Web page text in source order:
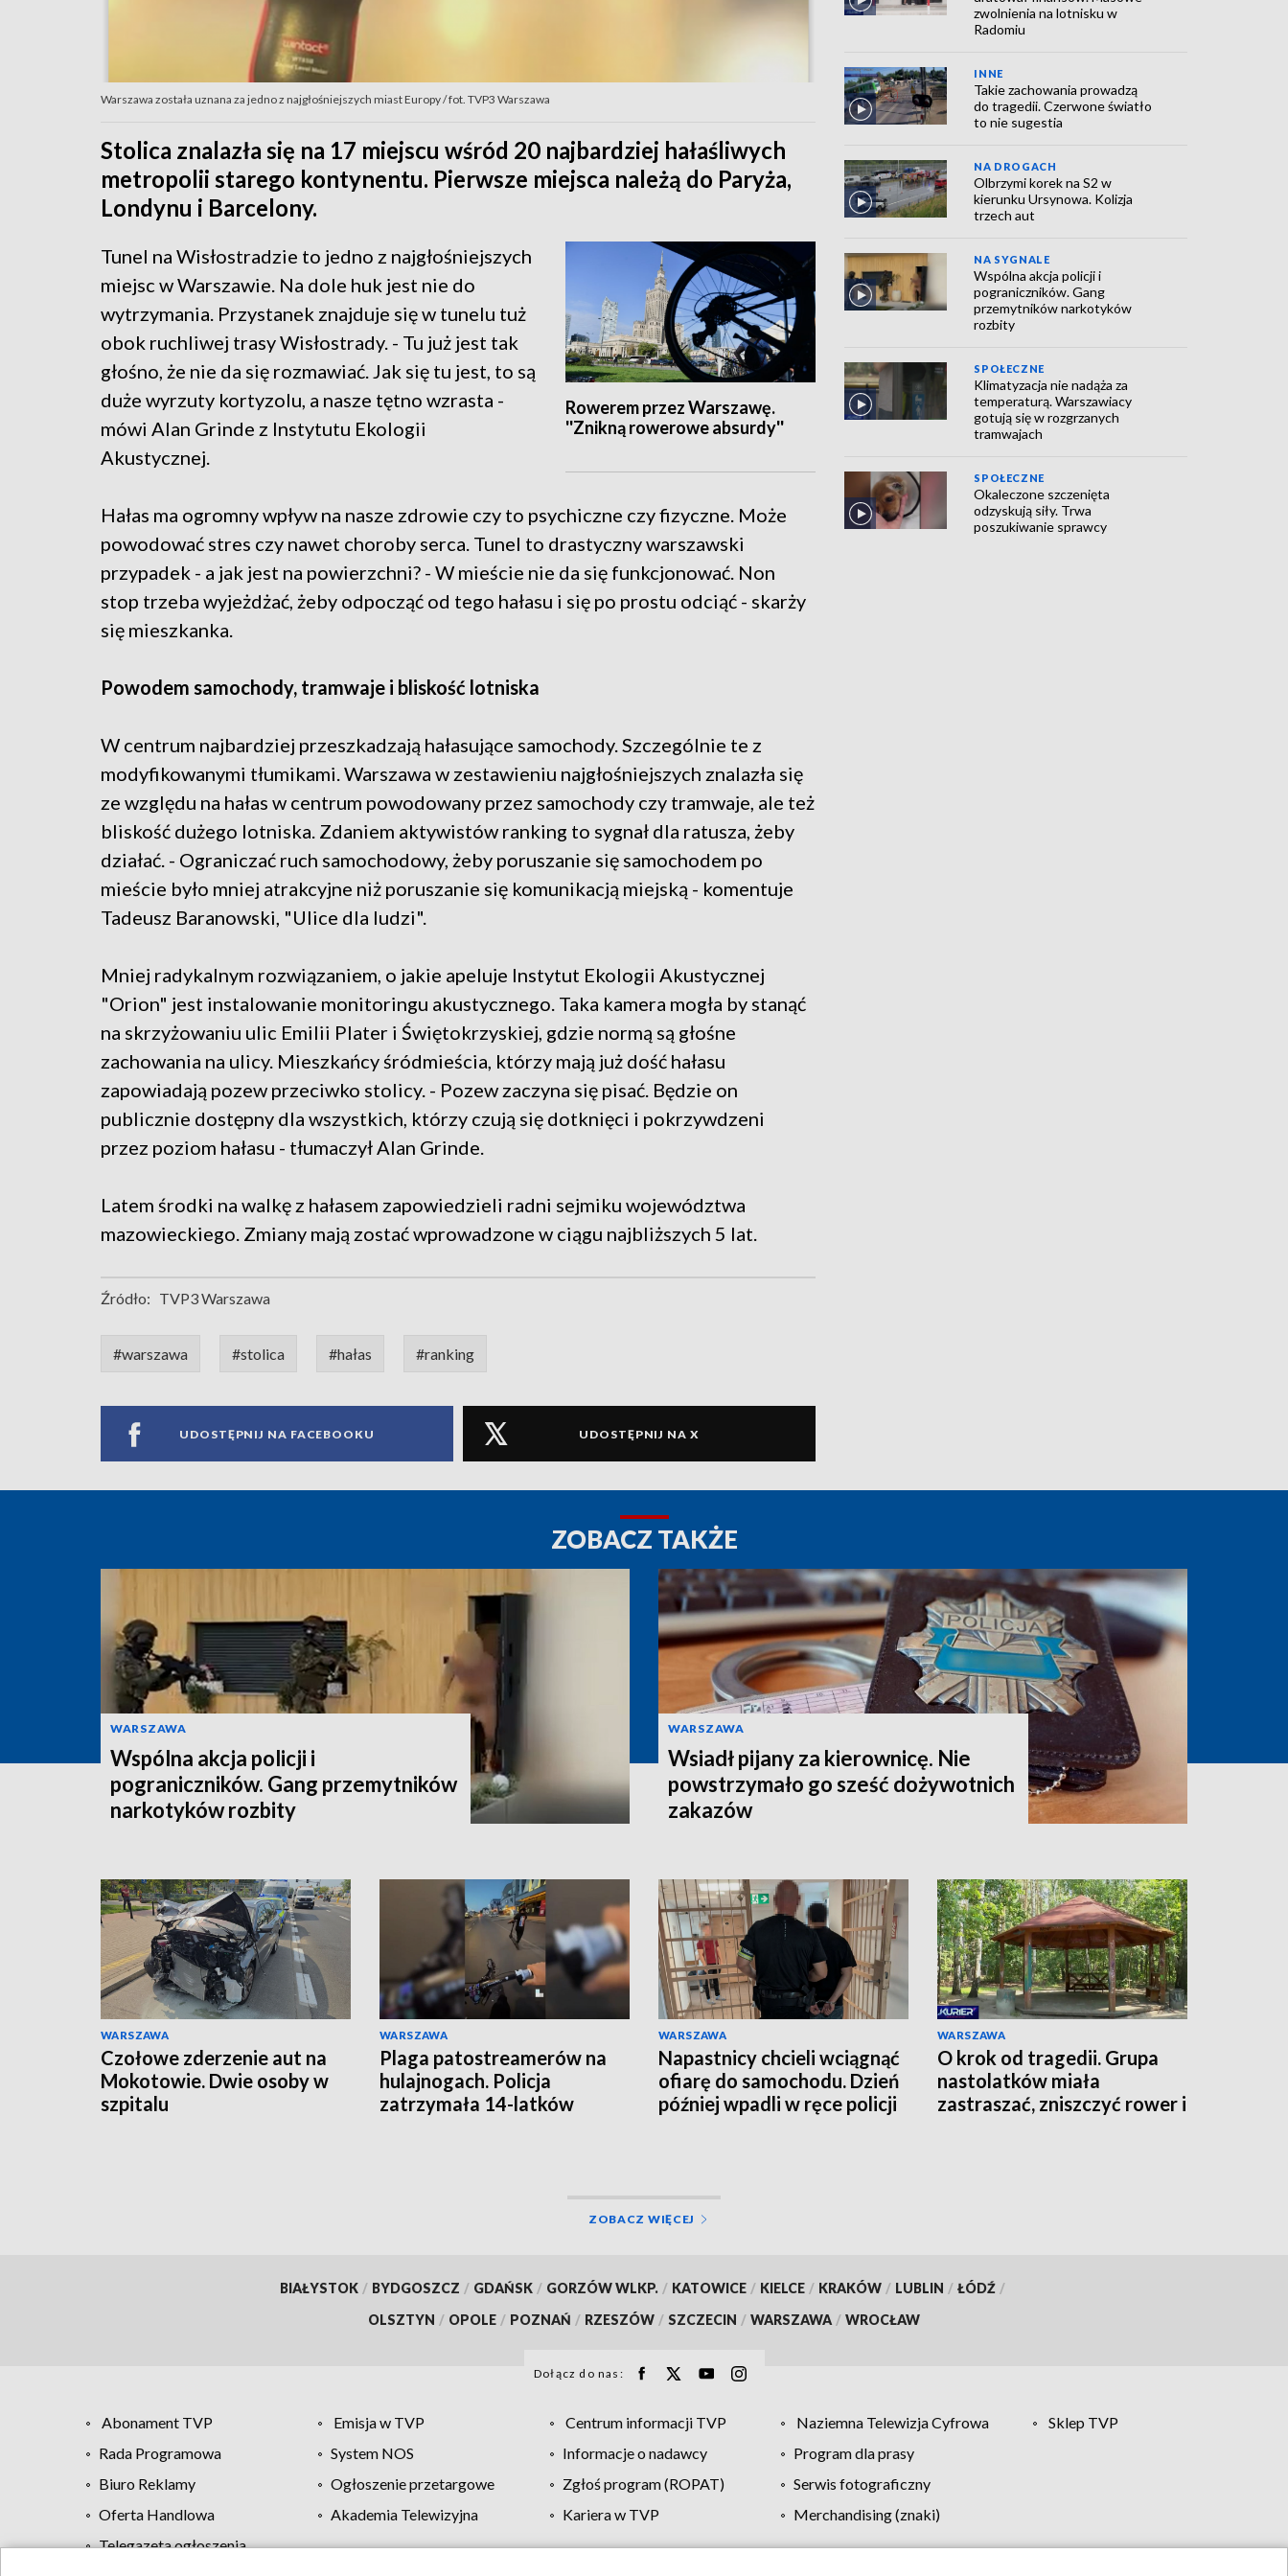
Warszawa została uznana za jedno z najgłośniejszych miast Europy / fot. TVP3 Warszawa
Stolica znalazła się na 17 miejscu wśród 20 najbardziej hałaśliwych
metropolii starego kontynentu. Pierwsze miejsca należą do Paryża,
Londynu i Barcelony.
Rowerem przez Warszawę.
''Znikną rowerowe absurdy''
Tunel na Wisłostradzie to jedno z najgłośniejszych
miejsc w Warszawie. Na dole huk jest nie do
wytrzymania. Przystanek znajduje się w tunelu tuż
obok ruchliwej trasy Wisłostrady. - Tu już jest tak
głośno, że nie da się rozmawiać. Jak się tu jest, to są
duże wyrzuty kortyzolu, a nasze tętno wzrasta -
mówi Alan Grinde z Instytutu Ekologii
Akustycznej.
Hałas ma ogromny wpływ na nasze zdrowie czy to psychiczne czy fizyczne. Może
powodować stres czy nawet choroby serca. Tunel to drastyczny warszawski
przypadek - a jak jest na powierzchni? - W mieście nie da się funkcjonować. Non
stop trzeba wyjeżdżać, żeby odpocząć od tego hałasu i się po prostu odciąć - skarży
się mieszkanka.
Powodem samochody, tramwaje i bliskość lotniska
W centrum najbardziej przeszkadzają hałasujące samochody. Szczególnie te z
modyfikowanymi tłumikami. Warszawa w zestawieniu najgłośniejszych znalazła się
ze względu na hałas w centrum powodowany przez samochody czy tramwaje, ale też
bliskość dużego lotniska. Zdaniem aktywistów ranking to sygnał dla ratusza, żeby
działać. - Ograniczać ruch samochodowy, żeby poruszanie się samochodem po
mieście było mniej atrakcyjne niż poruszanie się komunikacją miejską - komentuje
Tadeusz Baranowski, "Ulice dla ludzi".
Mniej radykalnym rozwiązaniem, o jakie apeluje Instytut Ekologii Akustycznej
"Orion" jest instalowanie monitoringu akustycznego. Taka kamera mogła by stanąć
na skrzyżowaniu ulic Emilii Plater i Świętokrzyskiej, gdzie normą są głośne
zachowania na ulicy. Mieszkańcy śródmieścia, którzy mają już dość hałasu
zapowiadają pozew przeciwko stolicy. - Pozew zaczyna się pisać. Będzie on
publicznie dostępny dla wszystkich, którzy czują się dotknięci i pokrzywdzeni
przez poziom hałasu - tłumaczył Alan Grinde.
Latem środki na walkę z hałasem zapowiedzieli radni sejmiku województwa
mazowieckiego. Zmiany mają zostać wprowadzone w ciągu najbliższych 5 lat.
Źródło: TVP3 Warszawa
#warszawa #stolica #hałas #ranking
UDOSTĘPNIJ NA FACEBOOKU UDOSTĘPNIJ NA X
zwolnienia na lotnisku w
Radomiu
INNE
Takie zachowania prowadzą
do tragedii. Czerwone światło
to nie sugestia
NA DROGACH
Olbrzymi korek na S2 w
kierunku Ursynowa. Kolizja
trzech aut
NA SYGNALE
Wspólna akcja policji i
pograniczników. Gang
przemytników narkotyków
rozbity
SPOŁECZNE
Klimatyzacja nie nadąża za
temperaturą. Warszawiacy
gotują się w rozgrzanych
tramwajach
SPOŁECZNE
Okaleczone szczenięta
odzyskują siły. Trwa
poszukiwanie sprawcy
ZOBACZ TAKŻE
WARSZAWA
Wspólna akcja policji i
pograniczników. Gang przemytników
narkotyków rozbity
WARSZAWA
Wsiadł pijany za kierownicę. Nie
powstrzymało go sześć dożywotnich
zakazów
WARSZAWA
Czołowe zderzenie aut na
Mokotowie. Dwie osoby w
szpitalu
WARSZAWA
Plaga patostreamerów na
hulajnogach. Policja
zatrzymała 14-latków
WARSZAWA
Napastnicy chcieli wciągnąć
ofiarę do samochodu. Dzień
później wpadli w ręce policji
WARSZAWA
O krok od tragedii. Grupa
nastolatków miała
zastraszać, zniszczyć rower i
ZOBACZ WIĘCEJ
BIAŁYSTOK / BYDGOSZCZ / GDAŃSK / GORZÓW WLKP. / KATOWICE / KIELCE / KRAKÓW / LUBLIN / ŁÓDŹ /
OLSZTYN / OPOLE / POZNAŃ / RZESZÓW / SZCZECIN / WARSZAWA / WROCŁAW
Dołącz do nas:
Abonament TVP Emisja w TVP Centrum informacji TVP Naziemna Telewizja Cyfrowa
Sklep TVP
Rada Programowa
System NOS Informacje o nadawcy
Program dla prasy
Biuro Reklamy
Ogłoszenie przetargowe Zgłoś program (ROPAT)
Serwis fotograficzny
Oferta Handlowa
Akademia Telewizyjna Kariera w TVP
Merchandising (znaki)
Telegazeta ogłoszenia